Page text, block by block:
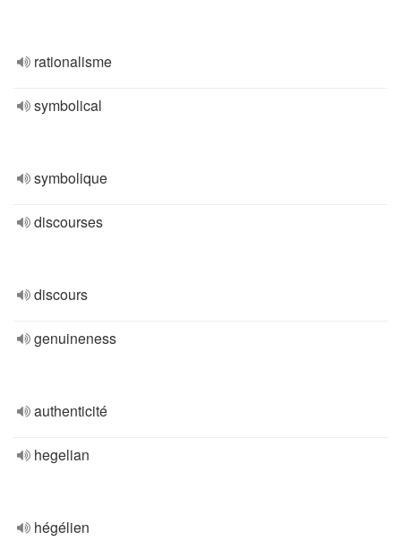
rationalisme
symbolical
symbolique
discourses
discours
genuineness
authenticité
hegelian
hégélien